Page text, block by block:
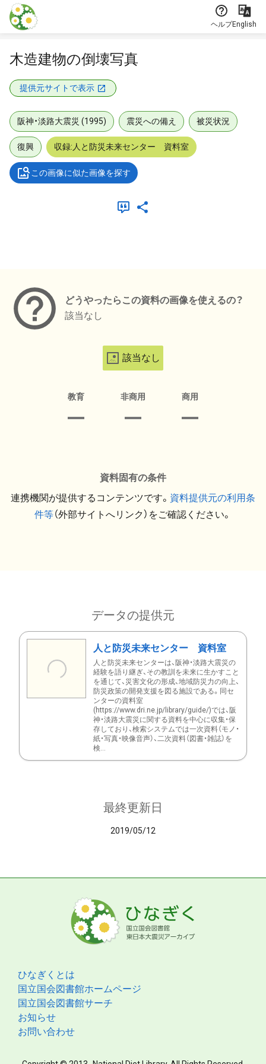
本文に飛ぶ
ヘルプEnglish
木造建物の倒壊写真
提供元サイトで表示
阪神・淡路大震災 (1995) 震災への備え 被災状況
復興 収録:人と防災未来センター 資料室
この画像に似た画像を探す
どうやったらこの資料の画像を使えるの？
該当なし
該当なし
教育 非商用 商用
資料固有の条件
連携機関が提供するコンテンツです。 資料提供元の利用条
件等（外部サイトへリンク）をご確認ください。
データの提供元
人と防災未来センター 資料室
人と防災未来センターは、阪神・淡路大震災の
経験を語り継ぎ、その教訓を未来に生かすこと
を通じて、災害文化の形成、地域防災力の向上、
防災政策の開発支援を図る施設である。同セ
ンターの資料室
(https://www.dri.ne.jp/library/guide/)では、阪
神・淡路大震災に関する資料を中心に収集・保
存しており、検索システムでは一次資料（モノ・
紙・写真・映像音声）、二次資料（図書・雑誌）を
検...
最終更新日
2019/05/12
ひなぎくとは
国立国会図書館ホームページ
国立国会図書館サーチ
お知らせ
お問い合わせ